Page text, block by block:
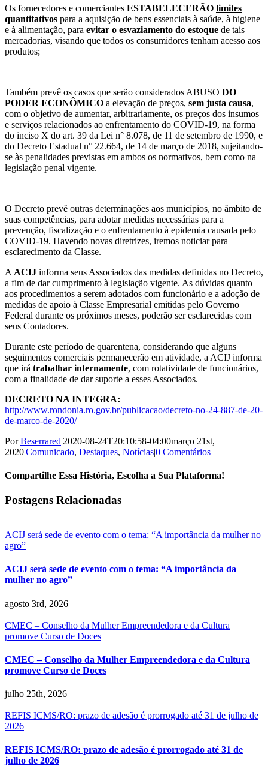
Os fornecedores e comerciantes ESTABELECERÃO limites
quantitativos para a aquisição de bens essenciais à saúde, à higiene
e à alimentação, para evitar o esvaziamento do estoque de tais
mercadorias, visando que todos os consumidores tenham acesso aos
produtos;
Também prevê os casos que serão considerados ABUSO DO
PODER ECONÔMICO a elevação de preços, sem justa causa,
com o objetivo de aumentar, arbitrariamente, os preços dos insumos
e serviços relacionados ao enfrentamento do COVID-19, na forma
do inciso X do art. 39 da Lei n° 8.078, de 11 de setembro de 1990, e
do Decreto Estadual n° 22.664, de 14 de março de 2018, sujeitando-
se às penalidades previstas em ambos os normativos, bem como na
legislação penal vigente.
O Decreto prevê outras determinações aos municípios, no âmbito de
suas competências, para adotar medidas necessárias para a
prevenção, fiscalização e o enfrentamento à epidemia causada pelo
COVID-19. Havendo novas diretrizes, iremos noticiar para
esclarecimento da Classe.
A ACIJ informa seus Associados das medidas definidas no Decreto,
a fim de dar cumprimento à legislação vigente. As dúvidas quanto
aos procedimentos a serem adotados com funcionário e a adoção de
medidas de apoio à Classe Empresarial emitidas pelo Governo
Federal durante os próximos meses, poderão ser esclarecidas com
seus Contadores.
Durante este período de quarentena, considerando que alguns
seguimentos comerciais permanecerão em atividade, a ACIJ informa
que irá trabalhar internamente, com rotatividade de funcionários,
com a finalidade de dar suporte a esses Associados.
DECRETO NA INTEGRA:
http://www.rondonia.ro.gov.br/publicacao/decreto-no-24-887-de-20-
de-marco-de-2020/
PorBeserrared|2020-08-24T20:10:58-04:00março 21st,
2020|Comunicado, Destaques, Notícias|0 Comentários
Compartilhe Essa História, Escolha a Sua Plataforma!
Facebook
X
Reddit
LinkedIn
WhatsApp
Tumblr
Pinterest
Vk
E-
Postagens Relacionadas
ACIJ será sede de evento com o tema: “A importância da mulher no
agro”
ACIJ será sede de evento com o tema: “A importância da
mulher no agro”
agosto 3rd, 2026
CMEC – Conselho da Mulher Empreendedora e da Cultura
promove Curso de Doces
CMEC – Conselho da Mulher Empreendedora e da Cultura
promove Curso de Doces
julho 25th, 2026
REFIS ICMS/RO: prazo de adesão é prorrogado até 31 de julho de
2026
REFIS ICMS/RO: prazo de adesão é prorrogado até 31 de
julho de 2026